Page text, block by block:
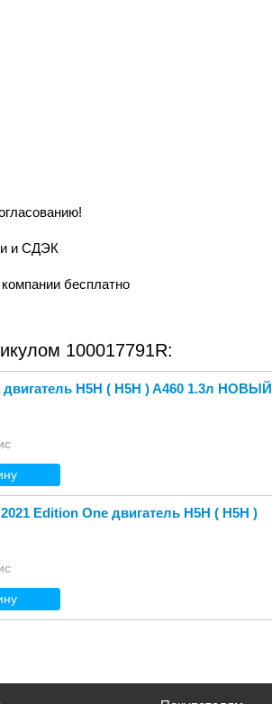
и СДЭК
бесплатно
100017791R:
двигатель H5H ( Н5Н ) A460 1.3л НОВЫЙ
Edition One двигатель H5H ( Н5Н )